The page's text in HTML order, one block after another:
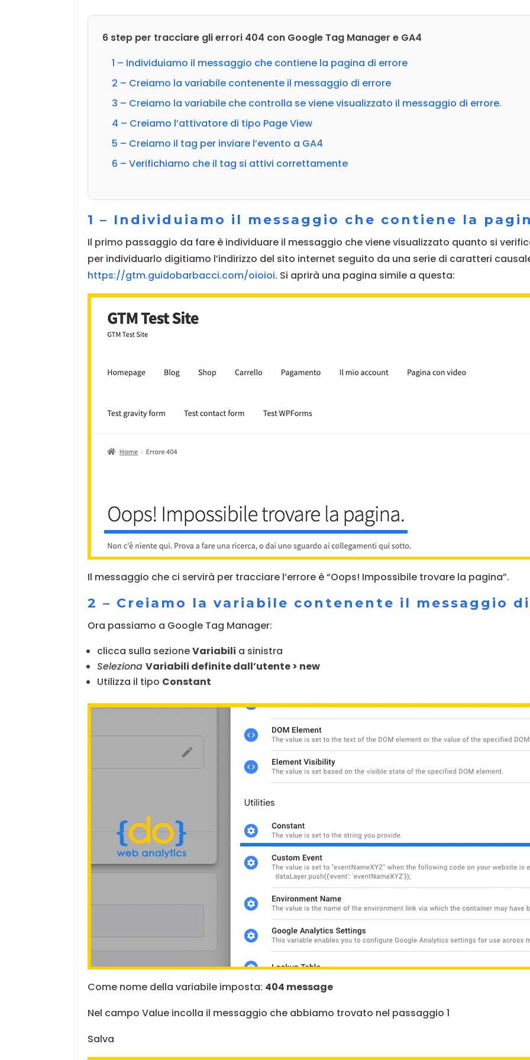
6 step per tracciare gli errori 404 con Google Tag Manager e GA4
1 – Individuiamo il messaggio che contiene la pagina di errore
2 – Creiamo la variabile contenente il messaggio di errore
3 – Creiamo la variabile che controlla se viene visualizzato il messaggio di errore.
4 – Creiamo l’attivatore di tipo Page View
5 – Creiamo il tag per inviare l’evento a GA4
6 – Verifichiamo che il tag si attivi correttamente
1 – Individuiamo il messaggio che contiene la
Il primo passaggio da fare è individuare il messaggio che viene visualizzato quanto si
per individuarlo digitiamo l’indirizzo del sito internet seguito da una serie di caratteri
https://gtm.guidobarbacci.com/oioioi. Si aprirà una pagina simile a questa:
Il messaggio che ci servirà per tracciare l’errore è “Oops! Impossibile trovare la pagina”.
2 – Creiamo la variabile contenente il messaggio
Ora passiamo a Google Tag Manager:
clicca sulla sezioneVariabili a sinistra
Seleziona Variabili definite dall’utente > new
Utilizza il tipo Constant
Come nome della variabile imposta: 404 message
Nel campo Value incolla il messaggio che abbiamo trovato nel passaggio 1
Salva